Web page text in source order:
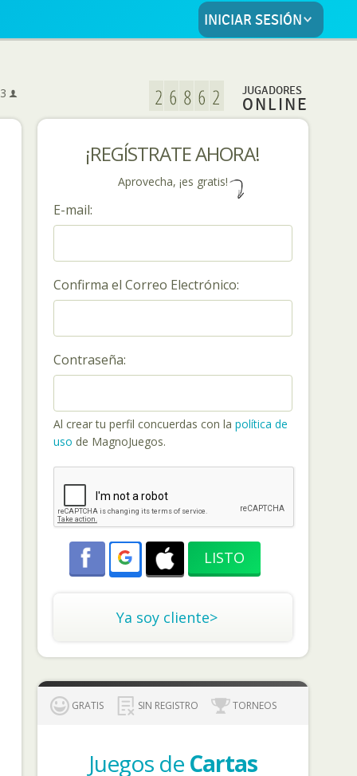
INICIAR SESIÓN
JUGADORES
ONLINE
¡REGÍSTRATE AHORA!
Aprovecha, ¡es gratis!
E-mail:
Confirma el Correo Electrónico:
Contraseña:
Al crear tu perfil concuerdas con la política de
uso de MagnoJuegos.
Ya soy cliente>
GRATIS SIN REGISTRO TORNEOS
Juegos de Cartas